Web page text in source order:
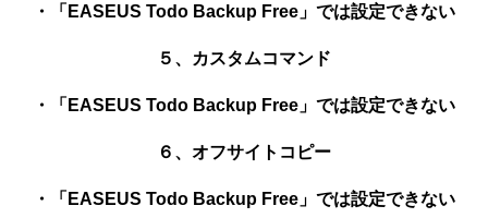
・「EASEUS Todo Backup Free」では設定できない
５、カスタムコマンド
・「EASEUS Todo Backup Free」では設定できない
６、オフサイトコピー
・「EASEUS Todo Backup Free」では設定できない